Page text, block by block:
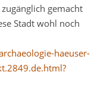
gemacht
Stadt wohl noch
haeuser-